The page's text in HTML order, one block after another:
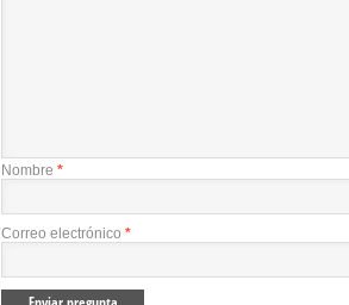
Nombre*
Correo electrónico*